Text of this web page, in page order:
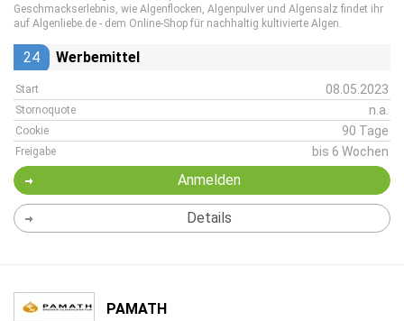
Geschmackserlebnis, wie Algenflocken, Algenpulver und Algensalz findet ihr
auf Algenliebe.de - dem Online-Shop für nachhaltig kultivierte Algen.
24 Werbemittel
Start 08.05.2023
Stornoquote n.a.
Cookie 90 Tage
Freigabe bis 6 Wochen
Anmelden
Details
PAMATH